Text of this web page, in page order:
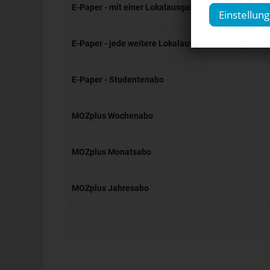
E-Paper - mit einer Lokalausgabe & MOZplus
E-Paper - jede weitere Lokalausgabe & MOZplus
E-Paper - Studentenabo
MOZplus Wochenabo
MOZplus Monatsabo
MOZplus Jahresabo